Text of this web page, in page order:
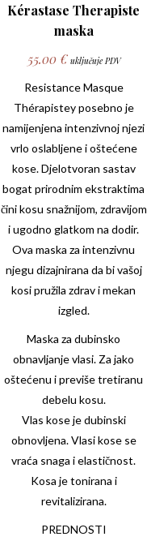
Kérastase Therapiste
maska
55.00 € uključuje PDV
Resistance Masque
Thérapisteyposebno je
namijenjena intenzivnoj njezi
vrlo oslabljene i oštećene
kose. Djelotvoran sastav
bogat prirodnim ekstraktima
čini kosu snažnijom, zdravijom
i ugodno glatkom na dodir.
Ova maska za intenzivnu
njegu dizajnirana da bi vašoj
kosi pružila zdrav i mekan
izgled.
Maska za dubinsko
obnavljanje vlasi. Za jako
oštećenu i previše tretiranu
debelu kosu.
Vlas kose je dubinski
obnovljena. Vlasi kose se
vraća snaga i elastičnost.
Kosa je tonirana i
revitalizirana.
PREDNOSTI